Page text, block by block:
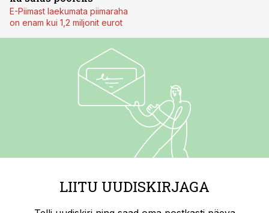
E-Piimast laekumata piimaraha
on enam kui 1,2 miljonit eurot
LIITU UUDISKIRJAGA